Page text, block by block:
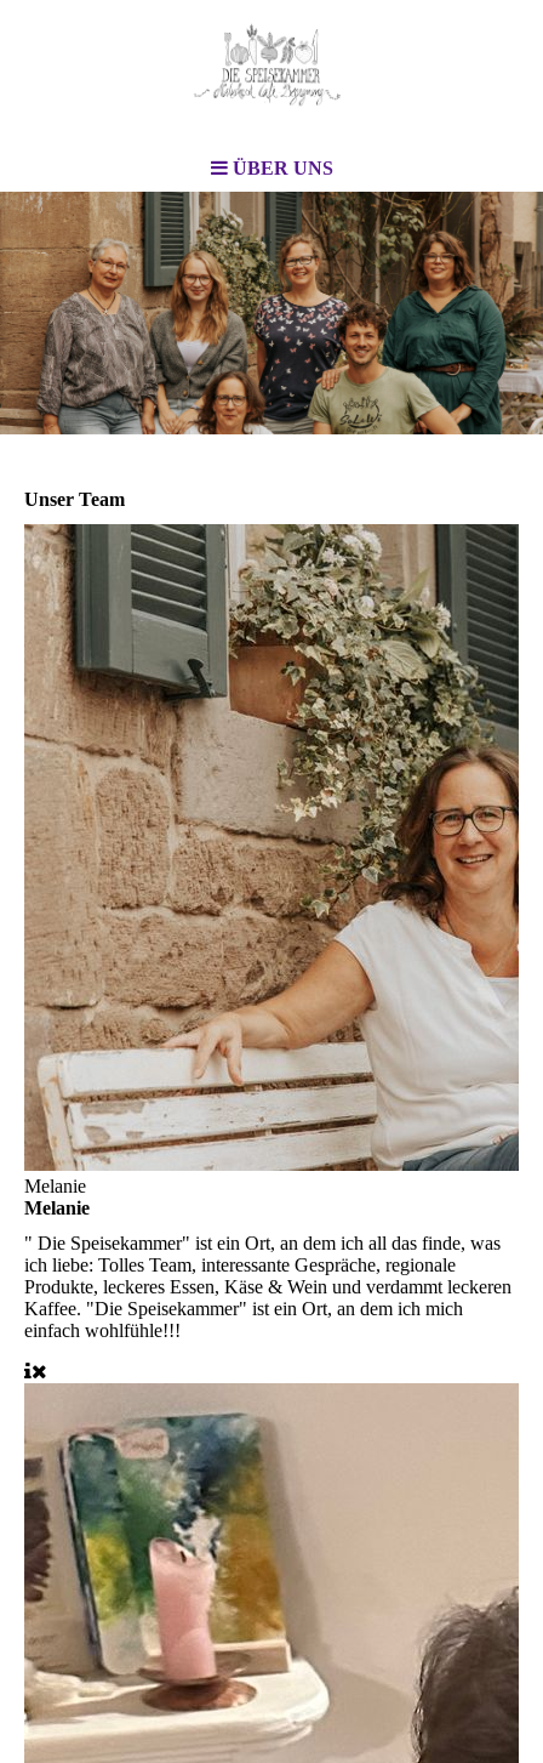
ÜBER UNS
Unser Team
Melanie
Melanie
" Die Speisekammer" ist ein Ort, an dem ich all das finde, was
ich liebe: Tolles Team, interessante Gespräche, regionale
Produkte, leckeres Essen, Käse & Wein und verdammt leckeren
Kaffee. "Die Speisekammer" ist ein Ort, an dem ich mich
einfach wohlfühle!!!